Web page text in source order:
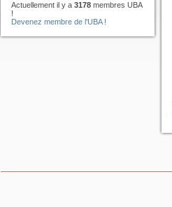
Actuellement il y a 3178 membres UBA
!
Devenez membre de l'UBA !